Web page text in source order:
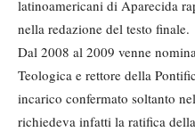
latinoamericani di Aparecida
nella redazione del testo finale.
Dal 2008 al 2009 venne
Teologica e rettore della
incarico confermato soltanto
richiedeva infatti la ratifica